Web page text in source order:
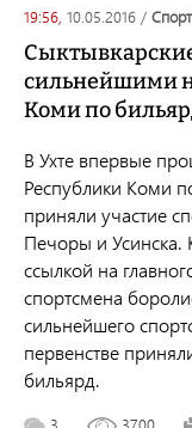
19:56, 10.05.2016 / спорт
сильнейшими
Коми по
В Ухте впервые
Республики Коми
приняли участие
Печоры и Усинска.
ссылкой на
спортсмена
сильнейшего
первенстве
бильярд.